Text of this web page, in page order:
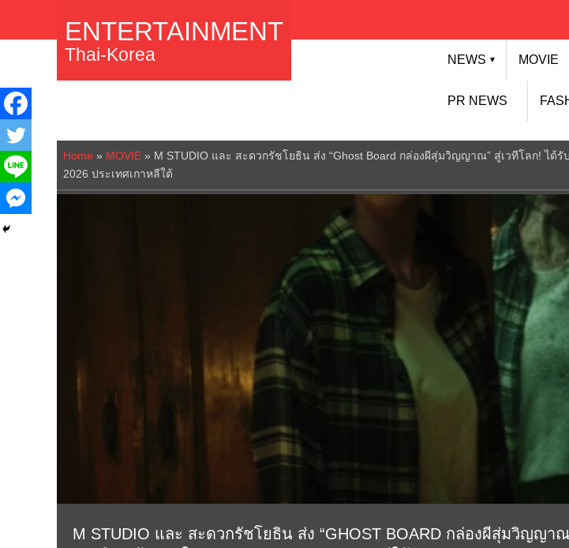
NEWS ▼ MOVIE
PR NEWS
ENTERTAINMENT
Thai-Korea
Home » MOVIE » M STUDIO และ สะดวกรัชโยธิน ส่ง “Ghost Board กล่องผีสุ่มวิญญาณ” สู่เวทีโลก! ได้รั
2026 ประเทศเกาหลีใต้
M STUDIO และ สะดวกรัชโยธิน ส่ง “GHOST BOARD กล่องผีสุ่มวิญญา